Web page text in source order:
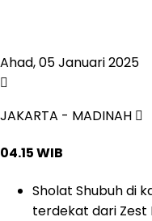
Ahad, 05 Januari 2025
JAKARTA - MADINAH
04.15 WIB
Sholat Shubuh di
terdekat dari Zest